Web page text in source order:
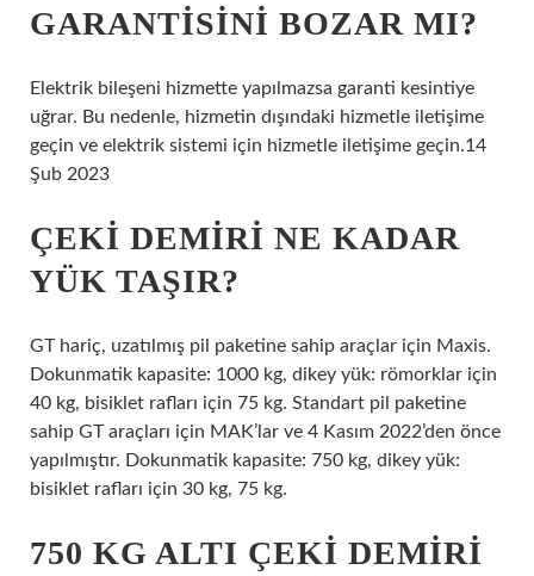
GARANTISINI BOZAR MI?
Elektrik bileşeni hizmette yapılmazsa garanti kesintiye
uğrar. Bu nedenle, hizmetin dışındaki hizmetle iletişime
geçin ve elektrik sistemi için hizmetle iletişime geçin.14
Şub 2023
ÇEKI DEMIRI NE KADAR
YÜK TAŞIR?
GT hariç, uzatılmış pil paketine sahip araçlar için Maxis.
Dokunmatik kapasite: 1000 kg, dikey yük: römorklar için
40 kg, bisiklet rafları için 75 kg. Standart pil paketine
sahip GT araçları için MAK’lar ve 4 Kasım 2022’den önce
yapılmıştır. Dokunmatik kapasite: 750 kg, dikey yük:
bisiklet rafları için 30 kg, 75 kg.
750 KG ALTI ÇEKI DEMIRI